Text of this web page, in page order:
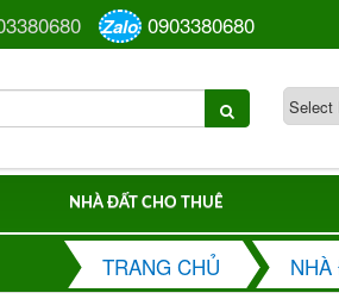
Zalo 0903380680
NHÀ ĐẤT CHO THUÊ
TRANG CHỦ NHÀ